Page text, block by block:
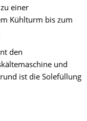
einer
Kühlturm bis zum
den
und
ist die Solefüllung